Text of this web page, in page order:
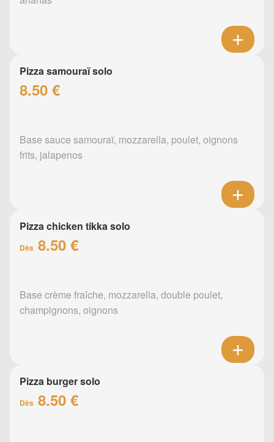
Pizza samouraï solo
8.50 €
Base sauce samouraï, mozzarella, poulet, oignons
frits, jalapenos
Pizza chicken tikka solo
Dès 8.50 €
Base crème fraîche, mozzarella, double poulet,
champignons, oignons
Pizza burger solo
Dès 8.50 €